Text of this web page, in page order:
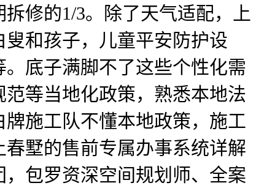
修的1/3。除了天气适配，上
和孩子，儿童平安防护设
底子满脚不了这些个性化需
等当地化政策，熟悉本地法
施工队不懂本地政策，施工
墅的售前专属办事系统详解
包罗资深空间规划师、全案